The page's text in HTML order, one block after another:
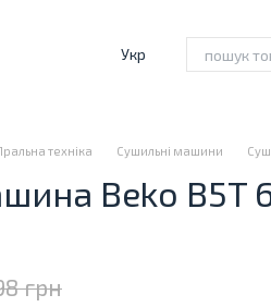
Укр
техніка Сушильні машини
Beko B5T
грн